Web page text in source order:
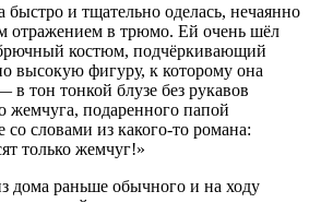
быстро и тщательно оделась, нечаянно
отражением в трюмо. Ей очень шёл
костюм, подчёркивающий
высокую фигуру, к которому она
в тон тонкой блузе без рукавов
жемчуга, подаренного папой
со словами из какого-то романа:
только жемчуг!»
дома раньше обычного и на ходу